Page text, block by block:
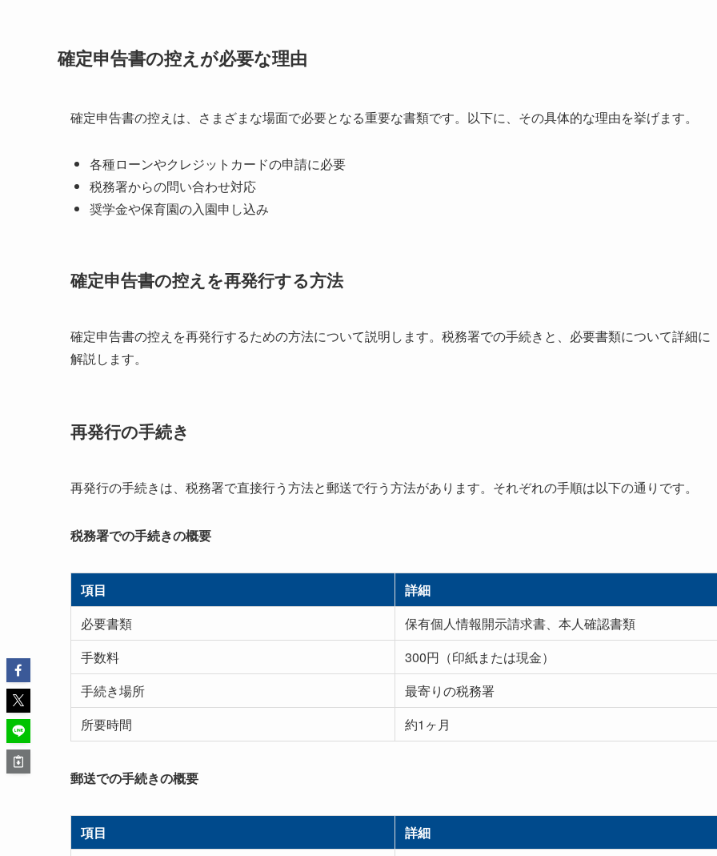
確定申告書の控えが必要な理由
確定申告書の控えは、さまざまな場面で必要となる重要な書類です。以下に、その具体的な理由を挙げます。
各種ローンやクレジットカードの申請に必要
税務署からの問い合わせ対応
奨学金や保育園の入園申し込み
確定申告書の控えを再発行する方法
確定申告書の控えを再発行するための方法について説明します。税務署での手続きと、必要書類について詳細に
解説します。
再発行の手続き
再発行の手続きは、税務署で直接行う方法と郵送で行う方法があります。それぞれの手順は以下の通りです。
税務署での手続きの概要
項目
詳細
必要書類
保有個人情報開示請求書、本人確認書類
手数料
300円（印紙または現金）
手続き場所
最寄りの税務署
所要時間
約1ヶ月
郵送での手続きの概要
項目
詳細